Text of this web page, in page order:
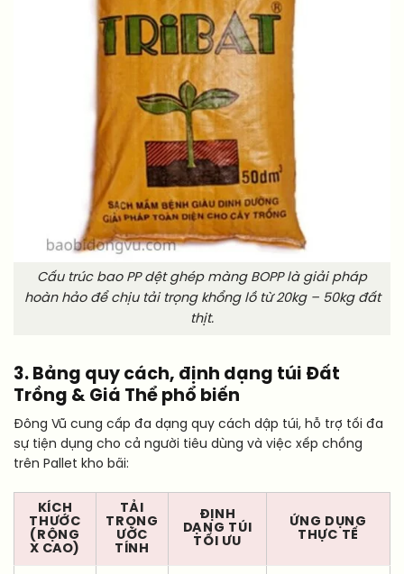
Cấu trúc bao PP dệt ghép màng BOPP là giải pháp
hoàn hảo để chịu tải trọng khổng lồ từ 20kg – 50kg đất
thịt.
3. Bảng quy cách, định dạng túi Đất
Trồng & Giá Thể phổ biến
Đông Vũ cung cấp đa dạng quy cách dập túi, hỗ trợ tối đa
sự tiện dụng cho cả người tiêu dùng và việc xếp chồng
trên Pallet kho bãi:
KÍCH
THƯỚC
(RỘNG
X CAO)
TẢI
TRỌNG
ƯỚC
TÍNH
ĐỊNH
DẠNG TÚI
TỐI ƯU
ỨNG DỤNG
THỰC TẾ